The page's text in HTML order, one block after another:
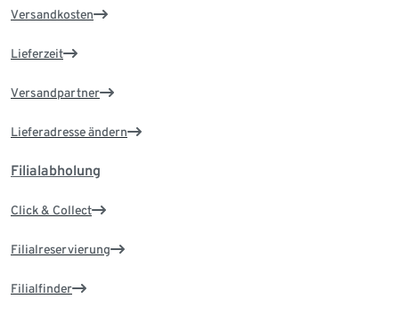
Versandkosten
Lieferzeit
Versandpartner
Lieferadresse ändern
Filialabholung
Click & Collect
Filialreservierung
Filialfinder